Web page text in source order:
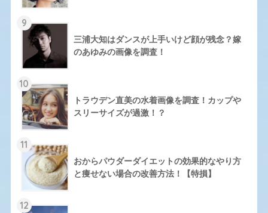
9
三浦大知はダンスが上手いけど顔が残念？嫁
のあゆみの画像を調査！
10
トラウデン直美の水着画像を調査！カップや
スリーサイズが過激！？
11
おからパウダーダイエットの効果的なやり方
と痩せない場合の改善方法！【特損】
12